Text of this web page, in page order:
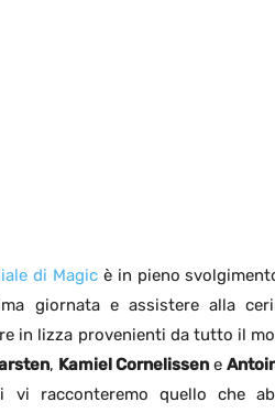
di Magicè in pieno
giornata e assistere alla
in lizza provenienti da tutto il
, Kamiel Cornelissen e
vi racconteremo quello che